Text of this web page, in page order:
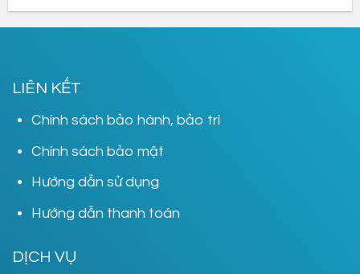
399,000₫.
LIÊN KẾT
Chính sách bảo hành, bảo trì
Chính sách bảo mật
Hướng dẫn sử dụng
Hướng dẫn thanh toán
DỊCH VỤ